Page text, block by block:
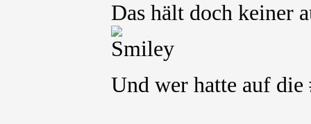
Das hält doch keiner
Und wer hatte auf